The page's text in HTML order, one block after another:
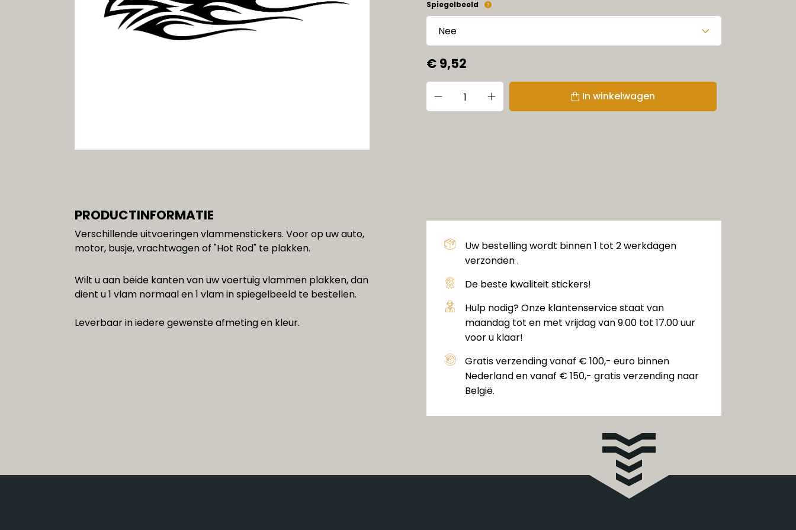
Gereedschap
Spiegelbeeld
€ 9,52
In winkelwagen
PRODUCTINFORMATIE
Verschillende uitvoeringen vlammenstickers. Voor op uw auto,
motor, busje, vrachtwagen of "Hot Rod" te plakken.
Wilt u aan beide kanten van uw voertuig vlammen plakken, dan
dient u 1 vlam normaal en 1 vlam in spiegelbeeld te bestellen.
Leverbaar in iedere gewenste afmeting en kleur.
Uw bestelling wordt binnen 1 tot 2 werkdagen
verzonden .
De beste kwaliteit stickers!
Hulp nodig? Onze klantenservice staat van
maandag tot en met vrijdag van 9.00 tot 17.00 uur
voor u klaar!
Gratis verzending vanaf € 100,- euro binnen
Nederland en vanaf € 150,- gratis verzending naar
België.